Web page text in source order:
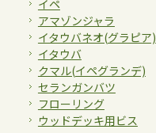
卯之木屋とは
施工法について
施工例
イペ
アマゾンジャラ
イタウバネオ(グラピア)
イタウバ
クマル(イペグランデ)
セランガンバツ
フローリング
ウッドデッキ用ビス